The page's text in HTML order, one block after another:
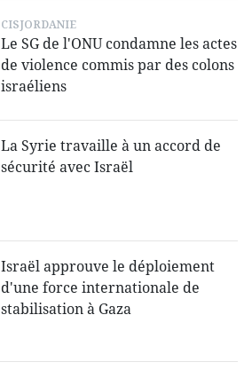
CISJORDANIE
Le SG de l'ONU condamne les actes
de violence commis par des colons
israéliens
La Syrie travaille à un accord de
sécurité avec Israël
Israël approuve le déploiement
d'une force internationale de
stabilisation à Gaza